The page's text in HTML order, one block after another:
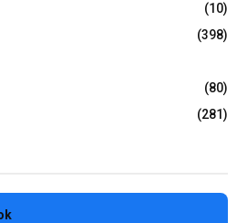
(10)
(398)
(80)
(281)